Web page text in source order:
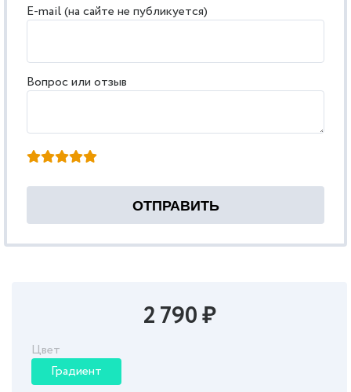
E-mail (на сайте не публикуется)
Вопрос или отзыв
2 790 ₽
Цвет
Градиент